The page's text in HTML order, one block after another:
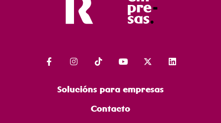
Solucións para empresas
Contacto